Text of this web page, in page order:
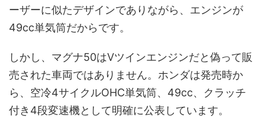
ーザーに似たデザインでありながら、エンジンが
49cc単気筒だからです。
しかし、マグナ50はVツインエンジンだと偽って販
売された車両ではありません。ホンダは発売時か
ら、空冷4サイクルOHC単気筒、49cc、クラッチ
付き4段変速機として明確に公表しています。